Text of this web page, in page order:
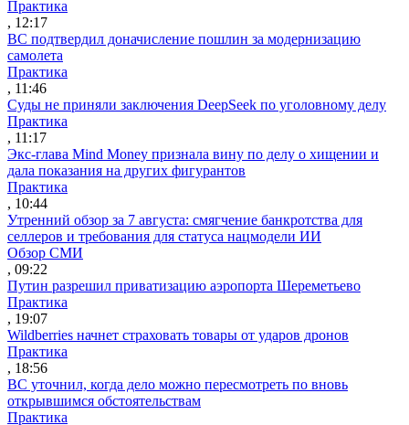
Практика
, 12:17
ВС подтвердил доначисление пошлин за модернизацию
самолета
Практика
, 11:46
Суды не приняли заключения DeepSeek по уголовному делу
Практика
, 11:17
Экс-глава Mind Money признала вину по делу о хищении и
дала показания на других фигурантов
Практика
, 10:44
Утренний обзор за 7 августа: смягчение банкротства для
селлеров и требования для статуса нацмодели ИИ
Обзор СМИ
, 09:22
Путин разрешил приватизацию аэропорта Шереметьево
Практика
, 19:07
Wildberries начнет страховать товары от ударов дронов
Практика
, 18:56
ВС уточнил, когда дело можно пересмотреть по вновь
открывшимся обстоятельствам
Практика